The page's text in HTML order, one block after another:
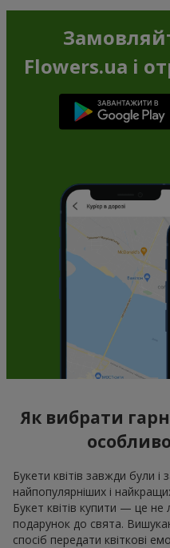
Flowers.ua і
Як вибрати
Букети квітів завжди були
найпопулярніших і
Букет квітів купити — це
подарунок до свята.
спосіб передати квіткові